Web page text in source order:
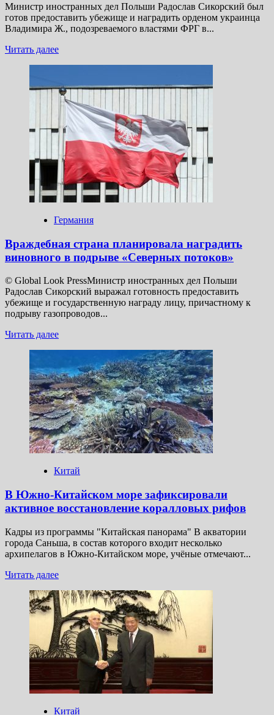
Министр иностранных дел Польши Радослав Сикорский был
готов предоставить убежище и наградить орденом украинца
Владимира Ж., подозреваемого властями ФРГ в...
Читать далееПрочитать
Польша
была
готова
дать
убежище
подорвавшему
«Северные
потоки»
Германия
Враждебная страна планировала наградить
виновного в подрыве «Северных потоков»
© Global Look PressМинистр иностранных дел Польши
Радослав Сикорский выражал готовность предоставить
убежище и государственную награду лицу, причастному к
подрыву газопроводов...
Читать далееПрочитать
Враждебная
страна
планировала
наградить
виновного
в подрыве
«Северных
потоков»
Китай
В Южно-Китайском море зафиксировали
активное восстановление коралловых рифов
Кадры из программы "Китайская панорама" В акватории
города Саньша, в состав которого входит несколько
архипелагов в Южно-Китайском море, учёные отмечают...
Читать далееПрочитать
о
В
Южно-
Китайском
море
зафиксировали
активное
восстановление
коралловых
рифов
Китай